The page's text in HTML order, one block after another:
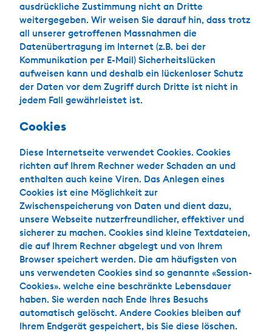
ausdrückliche Zustimmung nicht an Dritte
weitergegeben. Wir weisen Sie darauf hin, dass trotz
all unserer getroffenen Massnahmen die
Datenübertragung im Internet (z.B. bei der
Kommunikation per E-Mail) Sicherheitslücken
aufweisen kann und deshalb ein lückenloser Schutz
der Daten vor dem Zugriff durch Dritte ist nicht in
jedem Fall gewährleistet ist.
Cookies
Diese Internetseite verwendet Cookies. Cookies
richten auf Ihrem Rechner weder Schaden an und
enthalten auch keine Viren. Das Anlegen eines
Cookies ist eine Möglichkeit zur
Zwischenspeicherung von Daten und dient dazu,
unsere Webseite nutzerfreundlicher, effektiver und
sicherer zu machen. Cookies sind kleine Textdateien,
die auf Ihrem Rechner abgelegt und von Ihrem
Browser speichert werden. Die am häufigsten von
uns verwendeten Cookies sind so genannte «Session-
Cookies». welche eine beschränkte Lebensdauer
haben. Sie werden nach Ende Ihres Besuchs
automatisch gelöscht. Andere Cookies bleiben auf
Ihrem Endgerät gespeichert, bis Sie diese löschen.